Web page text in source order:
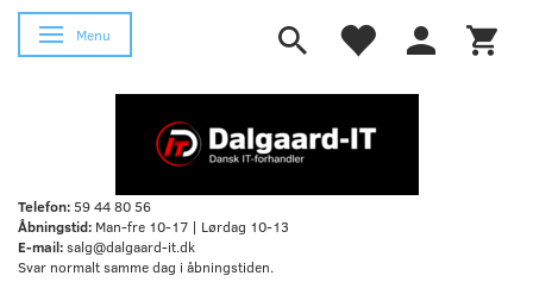
Skifte navigation
Menu
Telefon:59 44 80 56
Åbningstid: Man-fre 10-17 | Lørdag 10-13
E-mail:salg@dalgaard-it.dk
Svar normalt samme dag i åbningstiden.